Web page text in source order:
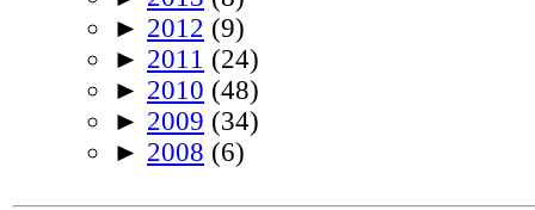
► 2012 (9)
► 2011 (24)
► 2010 (48)
► 2009 (34)
► 2008 (6)